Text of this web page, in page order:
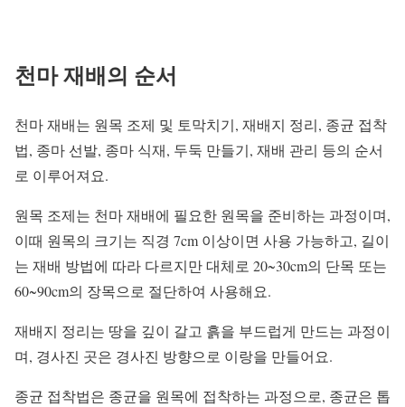
천마 재배의 순서
천마 재배는 원목 조제 및 토막치기, 재배지 정리, 종균 접착
법, 종마 선발, 종마 식재, 두둑 만들기, 재배 관리 등의 순서
로 이루어져요.
원목 조제는 천마 재배에 필요한 원목을 준비하는 과정이며,
이때 원목의 크기는 직경 7cm 이상이면 사용 가능하고, 길이
는 재배 방법에 따라 다르지만 대체로 20~30cm의 단목 또는
60~90cm의 장목으로 절단하여 사용해요.
재배지 정리는 땅을 깊이 갈고 흙을 부드럽게 만드는 과정이
며, 경사진 곳은 경사진 방향으로 이랑을 만들어요.
종균 접착법은 종균을 원목에 접착하는 과정으로, 종균은 톱